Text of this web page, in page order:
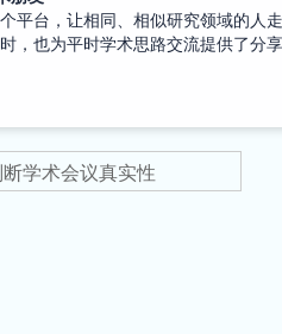
平台，让相同、相似研究领域的人
，也为平时学术思路交流提供了分
学术会议真实性